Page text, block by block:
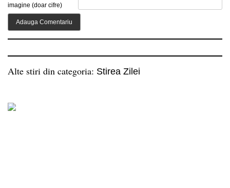
imagine (doar cifre)
Alte stiri din categoria: Stirea Zilei